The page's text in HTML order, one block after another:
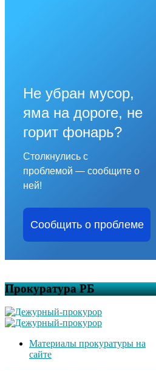
Не убран мусор,
яма на дороге, не
горит фонарь?
Столкнулись с
проблемой — сообщите о
ней!
Сообщить о проблеме
Прокуратура РБ
Материалы прокуратуры на
сайте